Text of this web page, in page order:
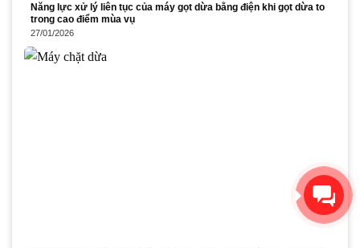
Năng lực xử lý liên tục của máy gọt dừa bằng điện khi gọt dừa to
trong cao điểm mùa vụ
27/01/2026